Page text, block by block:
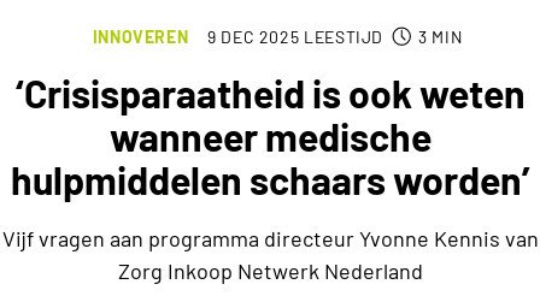
INNOVEREN 9 DEC 2025 LEESTIJD 3 MIN
‘Crisisparaatheid is ook weten
wanneer medische
hulpmiddelen schaars worden’
Vijf vragen aan programma directeur Yvonne Kennis van
Zorg Inkoop Netwerk Nederland